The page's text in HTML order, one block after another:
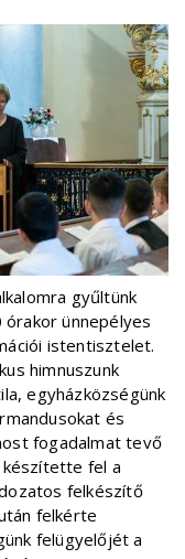
gyűltünk
ünnepélyes
istentisztelet.
himnuszunk
egyházközségünk
és
fogadalmat tevő
fel a
felkészítő
felkérte
felügyelőjét a